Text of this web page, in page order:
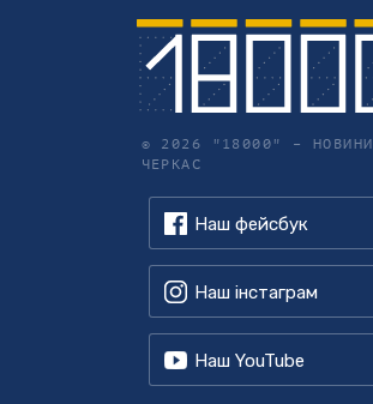
© 2026 "18000" – НОВИНИ
ЧЕРКАС
Наш фейсбук
Наш інстаграм
Наш YouTube